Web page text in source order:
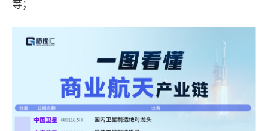
等；